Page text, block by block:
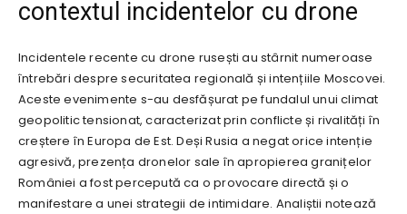
contextul incidentelor cu drone
Incidentele recente cu drone rusești au stârnit numeroase
întrebări despre securitatea regională și intențiile Moscovei.
Aceste evenimente s-au desfășurat pe fundalul unui climat
geopolitic tensionat, caracterizat prin conflicte și rivalități în
creștere în Europa de Est. Deși Rusia a negat orice intenție
agresivă, prezența dronelor sale în apropierea granițelor
României a fost percepută ca o provocare directă și o
manifestare a unei strategii de intimidare. Analiștii notează